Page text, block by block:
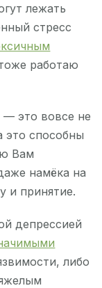
лежать
стресс
работаю
— это вовсе не
это способны
Вам
намёка на
и принятие.
депрессией
либо